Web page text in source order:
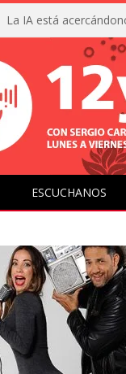
ESCUCHANOS